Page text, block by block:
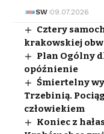
SW 09.07.2026
Cztery
krakowskiej
Plan Ogólny
opóźnienie
Śmiertelny
Trzebinią.
człowiekiem
Koniec z